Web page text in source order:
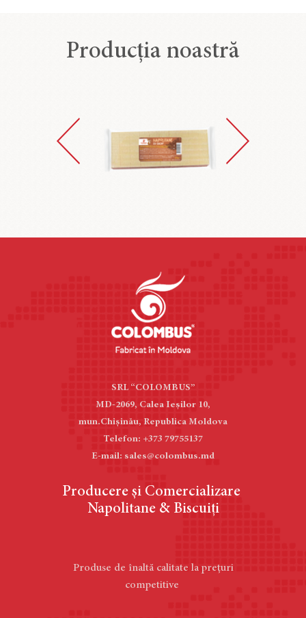
Producția noastră
SRL “COLOMBUS”
MD-2069, Calea Ieşilor 10,
mun.Chișinău, Republica Moldova
Telefon: +373 79755137
E-mail: sales@colombus.md
Producere și Comercializare
Napolitane & Biscuiți
Produse de înaltă calitate la prețuri
competitive